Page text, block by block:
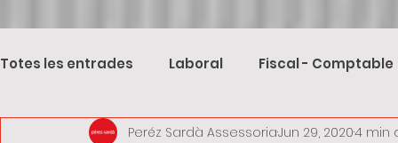
Totes les entrades Laboral Fiscal - Comptable
Peréz Sardà AssessoriaJun 29, 20204 min